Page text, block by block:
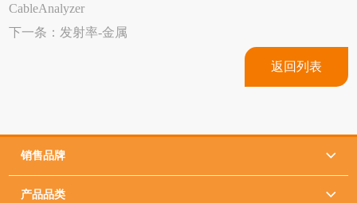
CableAnalyzer
下一条： 发射率-金属
返回列表
销售品牌 
产品品类 